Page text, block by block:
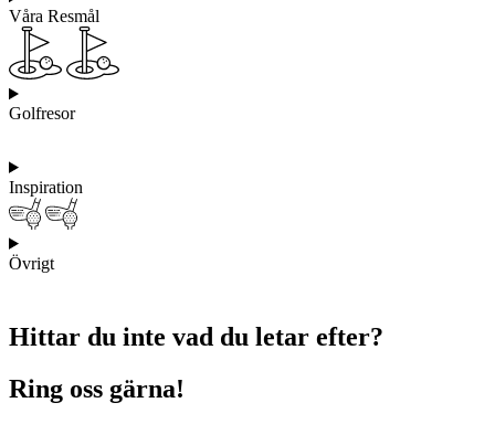
Våra Resmål
Golfresor
Inspiration
Övrigt
Hittar du inte vad du letar efter?
Ring oss gärna!